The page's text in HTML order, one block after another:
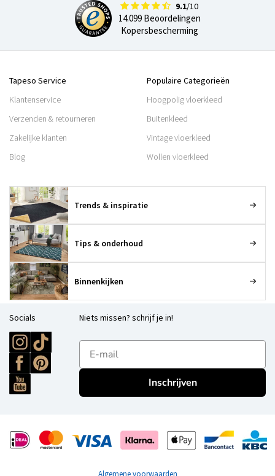
9.1/10
14.099 Beoordelingen
Kopersbescherming
Tapeso Service
Klantenservice
Verzenden & retourneren
Zakelijke klanten
Blog
Populaire Categorieën
Hoogpolig vloerkleed
Buitenkleed
Vintage vloerkleed
Wollen vloerkleed
Trends & inspiratie
Tips & onderhoud
Binnenkijken
Socials Niets missen? schrijf je in!
E-mailadres
Inschrijven
Algemene voorwaarden